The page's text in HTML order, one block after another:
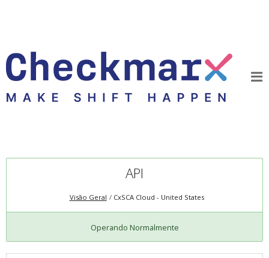
API
Visão Geral CxSCA Cloud - United States
Operando Normalmente